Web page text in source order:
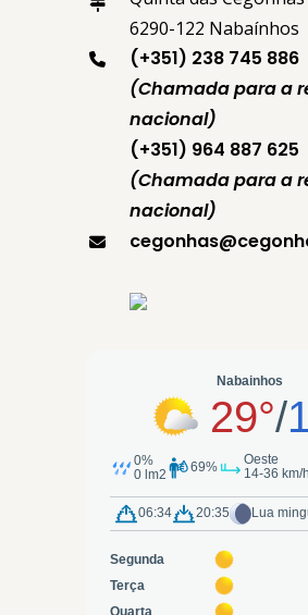
6290-122 Nabaínhos
(+351) 238 745 886
(Chamada para a
nacional)
(+351) 964 887 625
(Chamada para a
nacional)